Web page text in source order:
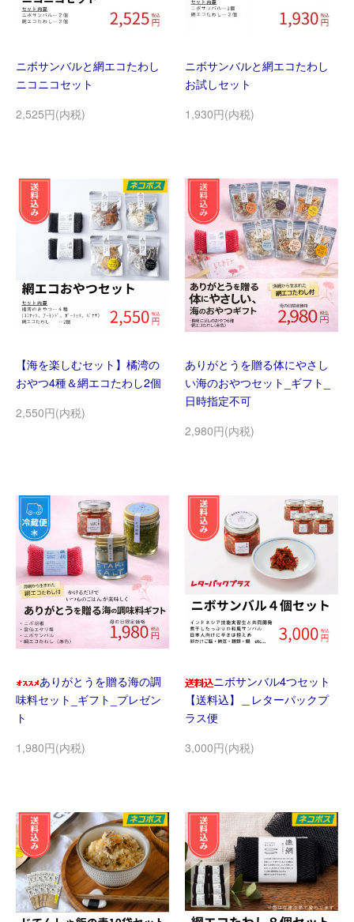
ニボサンバルと網エコたわし
ニコニコセット
2,525円(内税)
ニボサンバルと網エコたわし
お試しセット
1,930円(内税)
【海を楽しむセット】橘湾の
おやつ4種＆網エコたわし2個
2,550円(内税)
ありがとうを贈る体にやさし
い海のおやつセット_ギフト_
日時指定不可
2,980円(内税)
ありがとうを贈る海の調
味料セット_ギフト_プレゼン
ト
1,980円(内税)
ニボサンバル4つセット
【送料込】＿レターパックプ
ラス便
3,000円(内税)